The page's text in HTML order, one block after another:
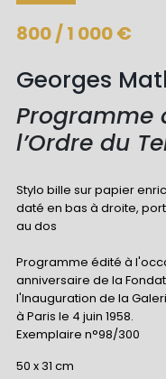
800 / 1 000 €
Georges
Programme
l’Ordre du
Stylo bille sur papier
daté en bas à droite,
au dos
Programme édité à
anniversaire de la
l'Inauguration de la
à Paris le 4 juin 1958.
Exemplaire n°98/300
50 x 31 cm